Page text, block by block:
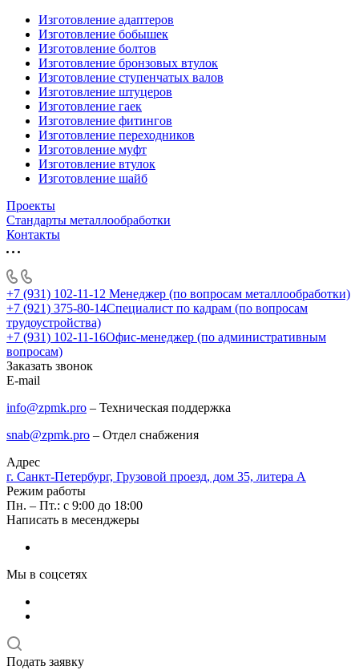
Изготовление адаптеров
Изготовление бобышек
Изготовление болтов
Изготовление бронзовых втулок
Изготовление ступенчатых валов
Изготовление штуцеров
Изготовление гаек
Изготовление фитингов
Изготовление переходников
Изготовление муфт
Изготовление втулок
Изготовление шайб
Проекты
Стандарты металлообработки
Контакты
+7 (931) 102-11-12 Менеджер (по вопросам металлообработки)
+7 (921) 375-80-14Специалист по кадрам (по вопросам
трудоустройства)
+7 (931) 102-11-16Офис-менеджер (по административным
вопросам)
Заказать звонок
E-mail
info@zpmk.pro – Техническая поддержка
snab@zpmk.pro – Отдел снабжения
Адрес
г. Санкт-Петербург, Грузовой проезд, дом 35, литера А
Режим работы
Пн. – Пт.: с 9:00 до 18:00
Написать в месенджеры
Мы в соцсетях
Подать заявку